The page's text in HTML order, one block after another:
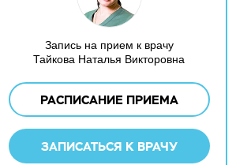
Запись на прием к врачу
Тайкова Наталья Викторовна
РАСПИСАНИЕ ПРИЕМА
ЗАПИСАТЬСЯ К ВРАЧУ